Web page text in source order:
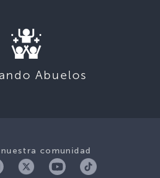
Abuelos
comunidad